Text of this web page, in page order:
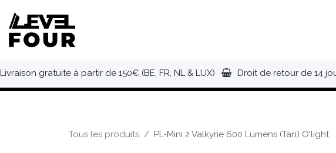
Livraison gratuite à partir de 150€ (BE, FR, NL & LUX) Droit de retour de 14
Tous les produits PL-Mini 2 Valkyrie 600 Lumens (Tan) O'light